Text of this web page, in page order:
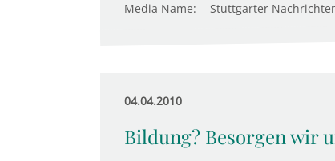
Media Name: Stuttgarter
04.04.2010
Bildung? Besorgen wir